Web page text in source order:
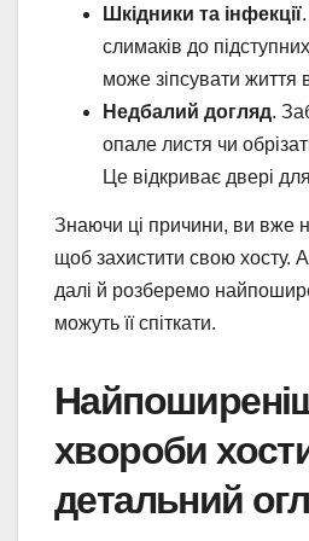
Шкідники та інфекції
слимаків до
може зіпсувати життя
Недбалий догляд.
опале листя чи
Це відкриває двері
Знаючи ці причини, ви вже
щоб захистити свою хосту.
далі й розберемо
можуть її спіткати.
хвороби
детальний